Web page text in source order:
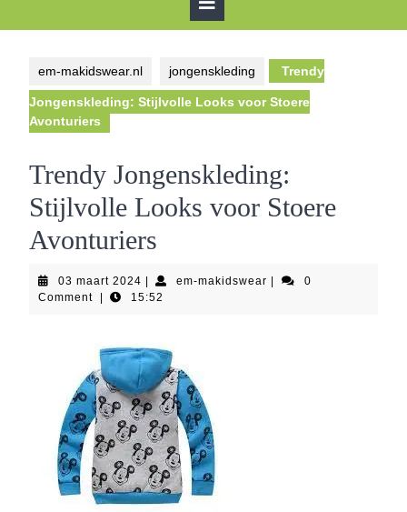
em-makidswear.nl jongenskleding Trendy
Jongenskleding: Stijlvolle Looks voor Stoere
Avonturiers
Trendy Jongenskleding:
Stijlvolle Looks voor Stoere
Avonturiers
03 maart 2024 03
maart
em-makidswear em-
0
Comment
15:52